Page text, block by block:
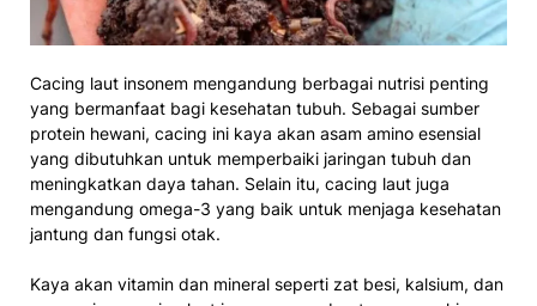
Cacing laut insonem mengandung berbagai nutrisi penting
yang bermanfaat bagi kesehatan tubuh. Sebagai sumber
protein hewani, cacing ini kaya akan asam amino esensial
yang dibutuhkan untuk memperbaiki jaringan tubuh dan
meningkatkan daya tahan. Selain itu, cacing laut juga
mengandung omega-3 yang baik untuk menjaga kesehatan
jantung dan fungsi otak.
Kaya akan vitamin dan mineral seperti zat besi, kalsium, dan